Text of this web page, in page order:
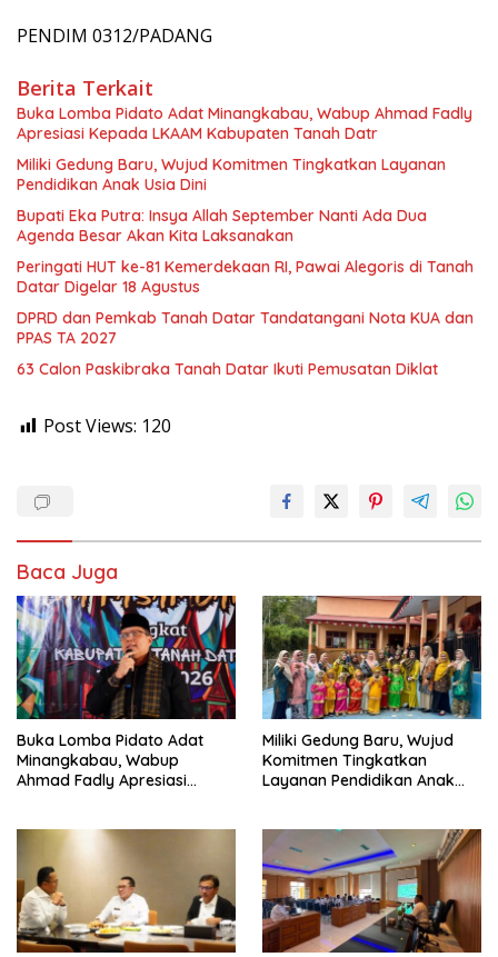
PENDIM 0312/PADANG
Berita Terkait
Buka Lomba Pidato Adat Minangkabau, Wabup Ahmad Fadly
Apresiasi Kepada LKAAM Kabupaten Tanah Datr
Miliki Gedung Baru, Wujud Komitmen Tingkatkan Layanan
Pendidikan Anak Usia Dini
Bupati Eka Putra: Insya Allah September Nanti Ada Dua
Agenda Besar Akan Kita Laksanakan
Peringati HUT ke-81 Kemerdekaan RI, Pawai Alegoris di Tanah
Datar Digelar 18 Agustus
DPRD dan Pemkab Tanah Datar Tandatangani Nota KUA dan
PPAS TA 2027
63 Calon Paskibraka Tanah Datar Ikuti Pemusatan Diklat
Post Views: 120
Baca Juga
Buka Lomba Pidato Adat
Minangkabau, Wabup
Ahmad Fadly Apresiasi
Miliki Gedung Baru, Wujud
Komitmen Tingkatkan
Layanan Pendidikan Anak